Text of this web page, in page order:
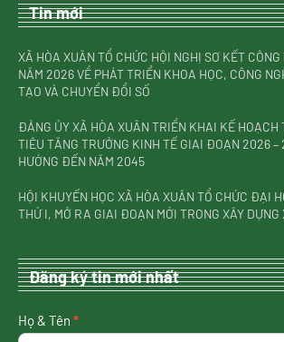
Tin mới
XÃ HÒA XUÂN TỔ CHỨC HỘI NGHỊ SƠ KẾT
NĂM 2026 VỀ PHÁT TRIỂN KHOA HỌC, CÔNG
TẠO VÀ CHUYỂN ĐỔI SỐ
ĐẢNG ỦY XÃ HÒA XUÂN TRIỂN KHAI KẾ HOẠCH
TIÊU TĂNG TRƯỞNG KINH TẾ GIAI ĐOẠN 2026
HƯỚNG ĐẾN NĂM 2045
HỘI KHUYẾN HỌC XÃ HÒA XUÂN TỔ CHỨC ĐẠI
THỨ I, MỞ RA GIAI ĐOẠN MỚI TRONG XÂY DỰNG
Đăng ký tin mới nhất
nhận
tin
Họ & Tên *